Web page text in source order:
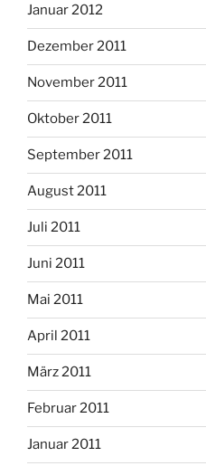
Januar 2012
Dezember 2011
November 2011
Oktober 2011
September 2011
August 2011
Juli 2011
Juni 2011
Mai 2011
April 2011
März 2011
Februar 2011
Januar 2011